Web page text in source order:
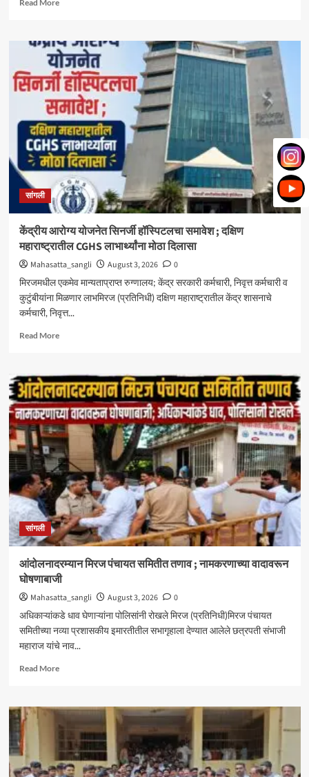
Read More
मिरज
पंचायत
समितीत
महायुतीचा
झेंडा;
सभापतीपदी
राणी
भोरे,
उपसभापतीपदी
ललिता
शेजूळ
बिनविरोध
सांगली
केंद्रीय आरोग्य योजनेत सिनर्जी हॉस्पिटलचा समावेश ; दक्षिण
महाराष्ट्रातील CGHS लाभार्थ्यांना मोठा दिलासा
Mahasatta_sangli August 3, 2026
0
मिरजमधील एकमेव मान्यताप्राप्त रुग्णालय; केंद्र सरकारी कर्मचारी, निवृत्त कर्मचारी व
कुटुंबीयांना मिळणार लाभमिरज (प्रतिनिधी) दक्षिण महाराष्ट्रातील केंद्र शासनाचे
कर्मचारी, निवृत्त...
Read MoreRead
केंद्रीय
आरोग्य
योजनेत
सिनर्जी
हॉस्पिटलचा
समावेश
;
दक्षिण
महाराष्ट्रातील
CGHS
लाभार्थ्यांना
मोठा
दिलासा
सांगली
आंदोलनादरम्यान मिरज पंचायत समितीत तणाव ; नामकरणाच्या वादावरून
घोषणाबाजी
Mahasatta_sangli August 3, 2026
0
अधिकाऱ्यांकडे धाव घेणाऱ्यांना पोलिसांनी रोखले मिरज (प्रतिनिधी)मिरज पंचायत
समितीच्या नव्या प्रशासकीय इमारतीतील सभागृहाला देण्यात आलेले छत्रपती संभाजी
महाराज यांचे नाव...
Read MoreRead
आंदोलनादरम्यान
पंचायत
समितीत
तणाव
;